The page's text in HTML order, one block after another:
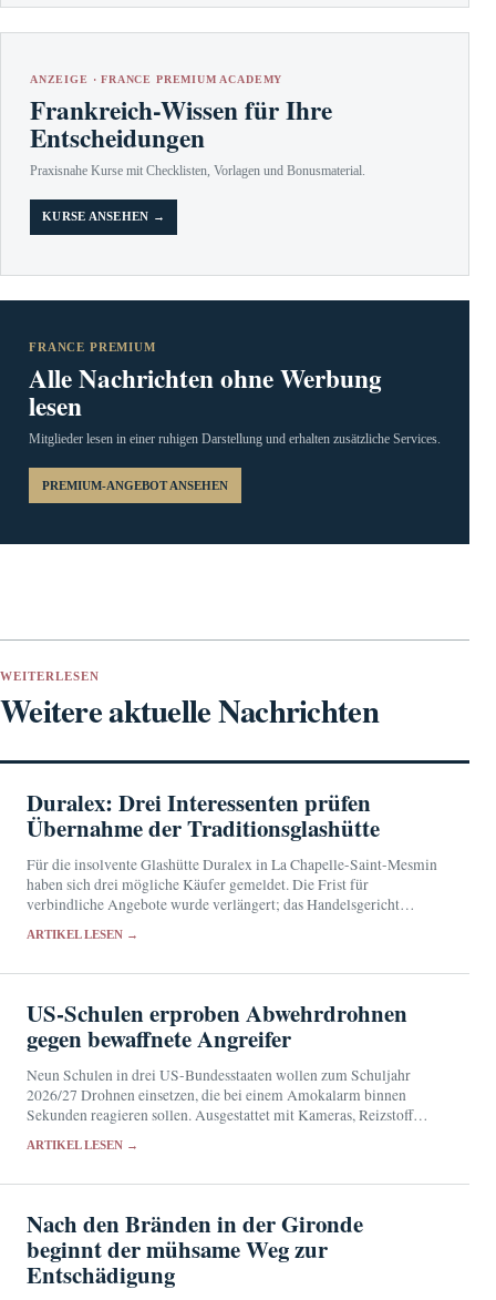
ANZEIGE · FRANCE PREMIUM ACADEMY
Frankreich-Wissen für Ihre
Entscheidungen
Praxisnahe Kurse mit Checklisten, Vorlagen und Bonusmaterial.
KURSE ANSEHEN →
FRANCE PREMIUM
Alle Nachrichten ohne Werbung
lesen
Mitglieder lesen in einer ruhigen Darstellung und erhalten zusätzliche Services.
PREMIUM-ANGEBOT ANSEHEN
WEITERLESEN
Weitere aktuelle Nachrichten
Duralex: Drei Interessenten prüfen
Übernahme der Traditionsglashütte
Für die insolvente Glashütte Duralex in La Chapelle-Saint-Mesmin
haben sich drei mögliche Käufer gemeldet. Die Frist für
verbindliche Angebote wurde verlängert; das Handelsgericht
ARTIKEL LESEN →
US-Schulen erproben Abwehrdrohnen
gegen bewaffnete Angreifer
Neun Schulen in drei US-Bundesstaaten wollen zum Schuljahr
2026/27 Drohnen einsetzen, die bei einem Amokalarm binnen
Sekunden reagieren sollen. Ausgestattet mit Kameras, Reizstoff
Polizei…
ARTIKEL LESEN →
Nach den Bränden in der Gironde
beginnt der mühsame Weg zur
Entschädigung